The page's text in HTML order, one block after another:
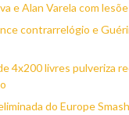
e Alan Varela com
contrarrelógio e
4x200 livres pulveriza
do Europe